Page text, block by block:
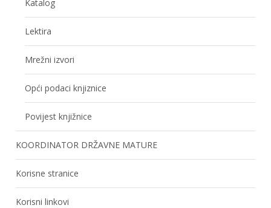
Katalog
Lektira
Mrežni izvori
Opći podaci knjiznice
Povijest knjižnice
KOORDINATOR DRŽAVNE MATURE
Korisne stranice
Korisni linkovi